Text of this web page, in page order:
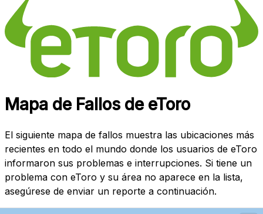
Mapa de Fallos de eToro
El siguiente mapa de fallos muestra las ubicaciones más
recientes en todo el mundo donde los usuarios de eToro
informaron sus problemas e interrupciones. Si tiene un
problema con eToro y su área no aparece en la lista,
asegúrese de enviar un reporte a continuación.